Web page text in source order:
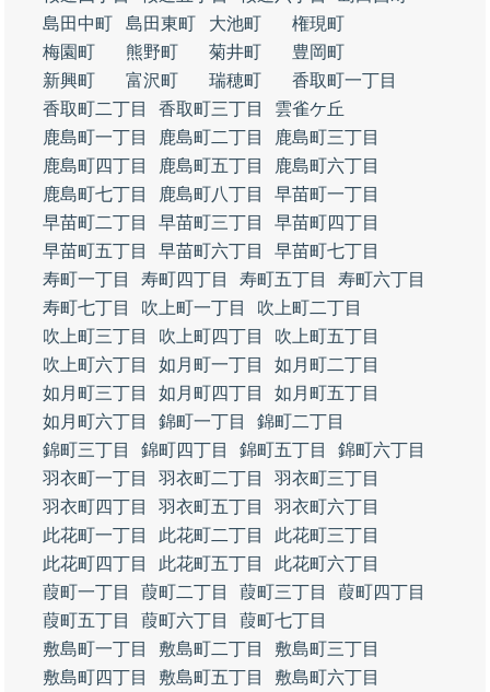
島田中町
島田東町 大池町
権現町
梅園町
熊野町 菊井町
豊岡町
新興町
富沢町 瑞穂町
香取町一丁目
香取町二丁目
香取町三丁目
雲雀ケ丘
鹿島町一丁目
鹿島町二丁目
鹿島町三丁目
鹿島町四丁目
鹿島町五丁目
鹿島町六丁目
鹿島町七丁目
鹿島町八丁目
早苗町一丁目
早苗町二丁目
早苗町三丁目
早苗町四丁目
早苗町五丁目
早苗町六丁目
早苗町七丁目
寿町一丁目
寿町四丁目 寿町五丁目
寿町六丁目
寿町七丁目
吹上町一丁目
吹上町二丁目
吹上町三丁目
吹上町四丁目
吹上町五丁目
吹上町六丁目
如月町一丁目
如月町二丁目
如月町三丁目
如月町四丁目
如月町五丁目
如月町六丁目
錦町一丁目
錦町二丁目
錦町三丁目
錦町四丁目 錦町五丁目
錦町六丁目
羽衣町一丁目
羽衣町二丁目
羽衣町三丁目
羽衣町四丁目
羽衣町五丁目
羽衣町六丁目
此花町一丁目
此花町二丁目
此花町三丁目
此花町四丁目
此花町五丁目
此花町六丁目
葭町一丁目
葭町二丁目 葭町三丁目
葭町四丁目
葭町五丁目
葭町六丁目
葭町七丁目
敷島町一丁目
敷島町二丁目
敷島町三丁目
敷島町四丁目
敷島町五丁目
敷島町六丁目